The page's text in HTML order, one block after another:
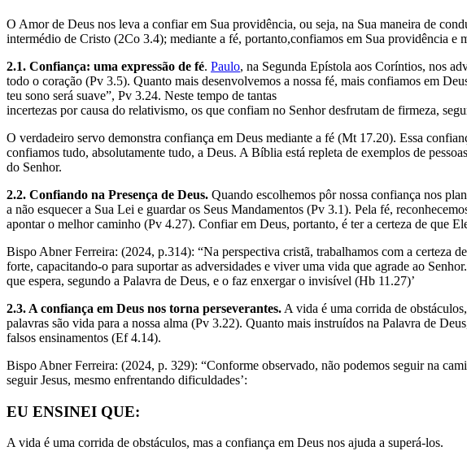
O Amor de Deus nos leva a confiar em Sua providência, ou seja, na Sua maneira de
intermédio de Cristo (2Co 3.4); mediante a fé, portanto,confiamos em Sua providência e
2.1. Confiança: uma expressão de fé. Paulo, na Segunda Epístola aos Coríntios, nos
todo o coração (Pv 3.5). Quanto mais desenvolvemos a nossa fé, mais confiamos em
teu sono será suave”, Pv 3.24. Neste tempo de tantas
incertezas por causa do relativismo, os que confiam no Senhor desfrutam de firmeza,
O verdadeiro servo demonstra confiança em Deus mediante a fé (Mt 17.20). Essa
confiamos tudo, absolutamente tudo, a Deus. A Bíblia está repleta de exemplos de
do Senhor.
2.2. Confiando na Presença de Deus. Quando escolhemos pôr nossa confiança nos
a não esquecer a Sua Lei e guardar os Seus Mandamentos (Pv 3.1). Pela fé,
apontar o melhor caminho (Pv 4.27). Confiar em Deus, portanto, é ter a certeza de que
Bispo Abner Ferreira: (2024, p.314): “Na perspectiva cristã, trabalhamos com a certeza
forte, capacitando-o para suportar as adversidades e viver uma vida que agrade ao
que espera, segundo a Palavra de Deus, e o faz enxergar o invisível (Hb 11.27)’
2.3. A confiança em Deus nos torna perseverantes. A vida é uma corrida de
palavras são vida para a nossa alma (Pv 3.22). Quanto mais instruídos na Palavra de
falsos ensinamentos (Ef 4.14).
Bispo Abner Ferreira: (2024, p. 329): “Conforme observado, não podemos seguir na
seguir Jesus, mesmo enfrentando dificuldades’:
EU ENSINEI QUE:
A vida é uma corrida de obstáculos, mas a confiança em Deus nos ajuda a superá-los.